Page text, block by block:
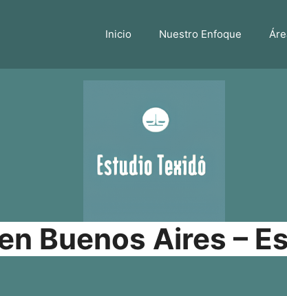
Inicio Nuestro Enfoque
Buenos Aires –